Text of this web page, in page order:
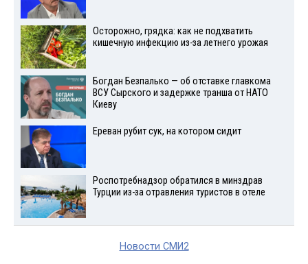
Осторожно, грядка: как не подхватить
кишечную инфекцию из-за летнего урожая
Богдан Безпалько — об отставке главкома
ВСУ Сырского и задержке транша от НАТО
Киеву
Ереван рубит сук, на котором сидит
Роспотребнадзор обратился в минздрав
Турции из-за отравления туристов в отеле
Новости СМИ2